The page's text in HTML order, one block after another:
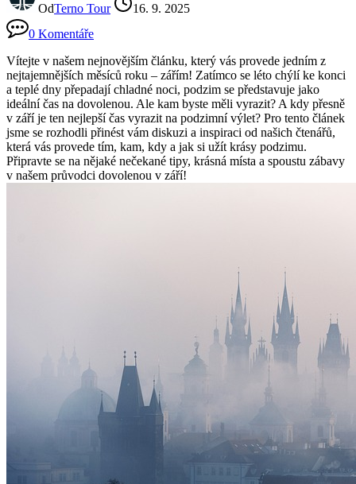
OdTerno Tour
16. 9. 2025
0 Komentáře
Vítejte v našem nejnovějším ⁤článku, který vás provede jedním z
nejtajemnějších měsíců roku – zářím! Zatímco se ‌léto ‍chýlí ⁣ke konci
a teplé dny přepadají chladné noci, podzim se představuje‌ jako
‌ideální čas ‌na dovolenou. ​Ale kam byste měli vyrazit? A kdy přesně
v září je ten nejlepší ⁤čas vyrazit⁤ na ⁢podzimní výlet? ⁣Pro ⁤tento článek
jsme se⁣ rozhodli⁢ přinést vám diskuzi‍ a inspiraci od našich čtenářů,
která ‍vás provede tím, kam, kdy a jak si užít krásy podzimu.
Připravte se⁢ na ​nějaké nečekané tipy, ⁢krásná místa⁤ a spoustu zábavy
v našem průvodci dovolenou v září!